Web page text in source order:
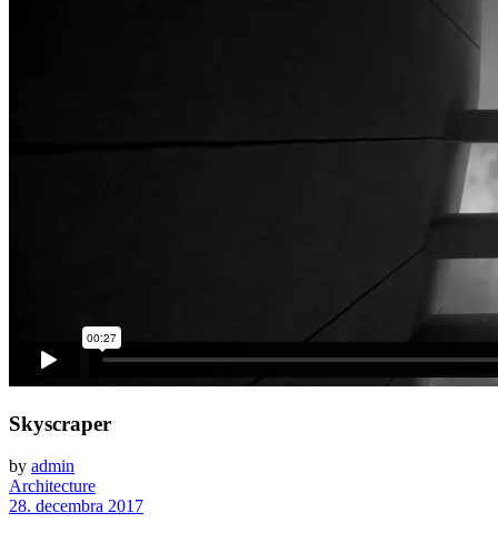
Skyscraper
by admin
Architecture
28. decembra 2017